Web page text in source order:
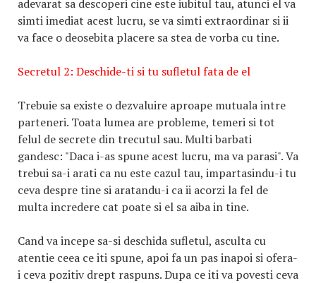
adevarat sa descoperi cine este iubitul tau, atunci el va
simti imediat acest lucru, se va simti extraordinar si ii
va face o deosebita placere sa stea de vorba cu tine.
Secretul 2: Deschide-ti si tu sufletul fata de el
Trebuie sa existe o dezvaluire aproape mutuala intre
parteneri. Toata lumea are probleme, temeri si tot
felul de secrete din trecutul sau. Multi barbati
gandesc: "Daca i-as spune acest lucru, ma va parasi". Va
trebui sa-i arati ca nu este cazul tau, impartasindu-i tu
ceva despre tine si aratandu-i ca ii acorzi la fel de
multa incredere cat poate si el sa aiba in tine.
Cand va incepe sa-si deschida sufletul, asculta cu
atentie ceea ce iti spune, apoi fa un pas inapoi si ofera-
i ceva pozitiv drept raspuns. Dupa ce iti va povesti ceva